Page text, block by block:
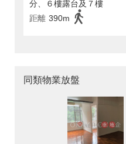
分、６樓露台及７樓
距離 390m
同類物業放盤